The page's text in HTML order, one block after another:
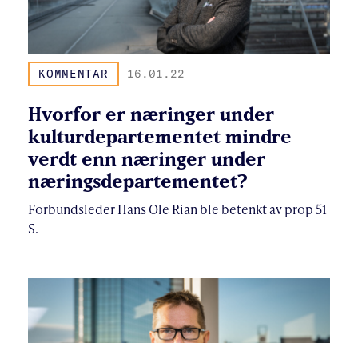
KOMMENTAR 16.01.22
Hvorfor er næringer under
kulturdepartementet mindre
verdt enn næringer under
næringsdepartementet?
Forbundsleder Hans Ole Rian ble betenkt av prop 51
S.